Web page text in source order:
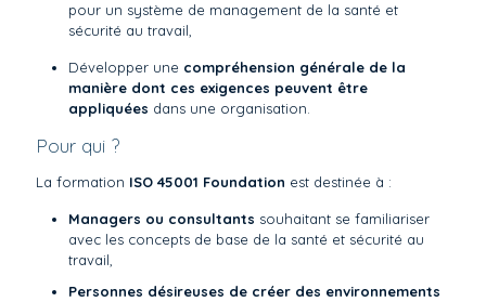
pour un système de management de la santé et
sécurité au travail,
Développer une compréhension générale de la
manière dont ces exigences peuvent être
appliquées dans une organisation.
Pour qui ?
La formation ISO 45001 Foundation est destinée à :
Managers ou consultants souhaitant se familiariser
avec les concepts de base de la santé et sécurité au
travail,
Personnes désireuses de créer des environnements